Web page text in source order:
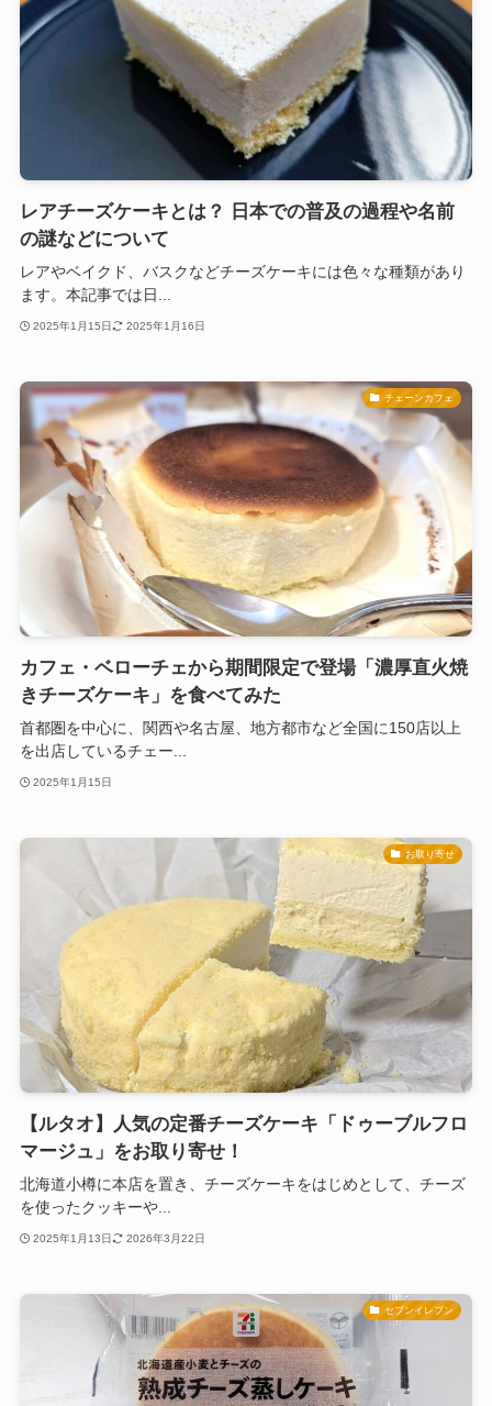
レアチーズケーキとは？ 日本での普及の過程や名前
の謎などについて
レアやベイクド、バスクなどチーズケーキには色々な種類があり
ます。本記事では日...
2025年1月15日 2025年1月16日
チェーンカフェ
カフェ・ベローチェから期間限定で登場「濃厚直火焼
きチーズケーキ」を食べてみた
首都圏を中心に、関西や名古屋、地方都市など全国に150店以上
を出店しているチェー...
2025年1月15日
お取り寄せ
【ルタオ】人気の定番チーズケーキ「ドゥーブルフロ
マージュ」をお取り寄せ！
北海道小樽に本店を置き、チーズケーキをはじめとして、チーズ
を使ったクッキーや...
2025年1月13日 2026年3月22日
セブンイレブン